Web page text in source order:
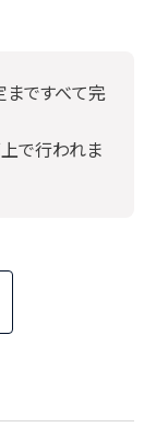
まですべて完
で行われま